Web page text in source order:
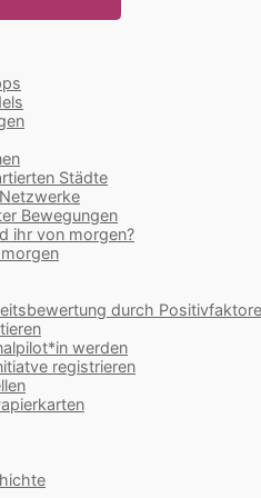
Städte
Bewegungen
ihr von morgen?
durch
werden
registrieren